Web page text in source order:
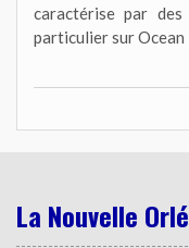
caractérise par
particulier sur
La Nouvelle